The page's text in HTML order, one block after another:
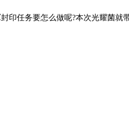
印任务要怎么做呢?本次光耀菌就